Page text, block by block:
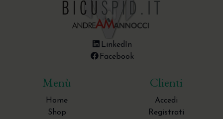
LinkedIn
Facebook
Menù
Home
Shop
Clienti
Accedi
Registrati